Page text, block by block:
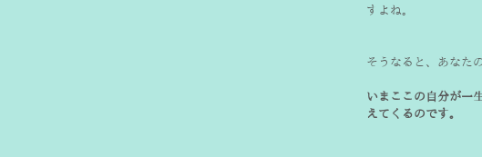
すよね。
そうなると、あなた
いまここの自分が一
えてくるのです。